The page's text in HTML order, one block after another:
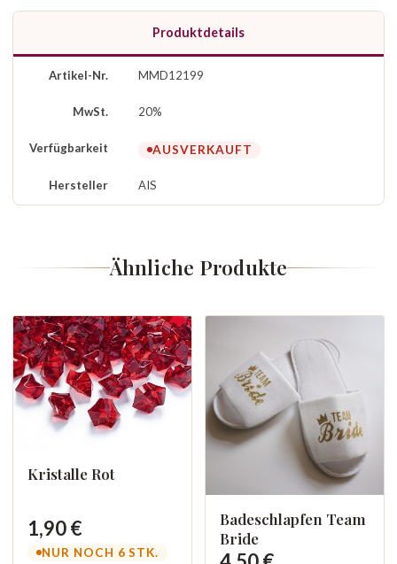
Produktdetails
Artikel-Nr. MMD12199
MwSt. 20%
Verfügbarkeit AUSVERKAUFT
Hersteller AIS
Ähnliche Produkte
Kristalle Rot
1,90 €
NUR NOCH 6 STK.
Badeschlapfen Team
Bride